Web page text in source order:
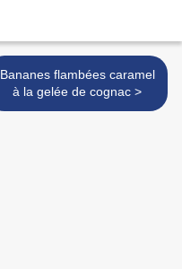
Bananes flambées caramel
à la gelée de cognac >